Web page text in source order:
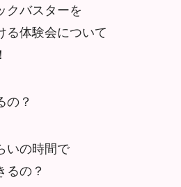
クバスターを
る体験会について
の？
いの時間で
るの？